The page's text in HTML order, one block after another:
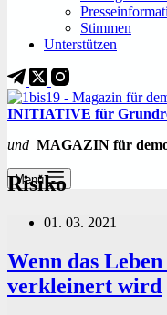
Stimmen
Unterstützen
INITIATIVE für
und MAGAZIN für
Menü
Risiko
01. 03. 2021
Wenn das
verkleinert wird